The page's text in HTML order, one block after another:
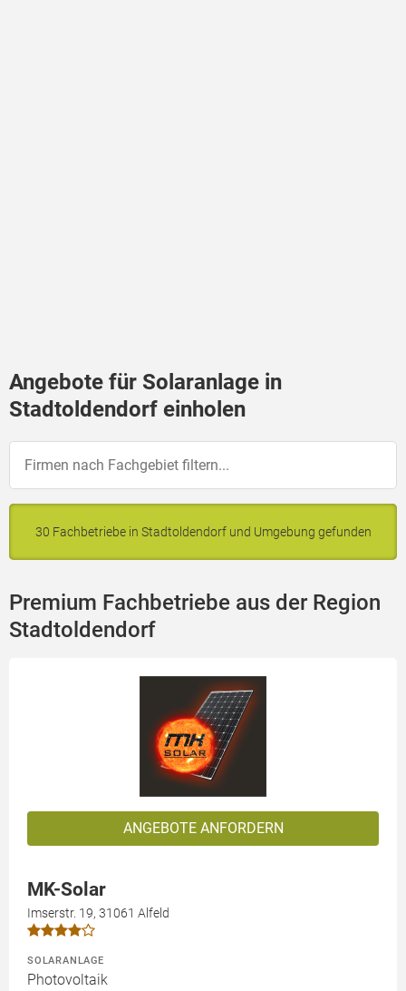
Angebote für Solaranlage in
Stadtoldendorf einholen
30 Fachbetriebe in Stadtoldendorf und Umgebung gefunden
Premium Fachbetriebe aus der Region
Stadtoldendorf
ANGEBOTE ANFORDERN
MK-Solar
Imserstr. 19, 31061 Alfeld
SOLARANLAGE
Photovoltaik